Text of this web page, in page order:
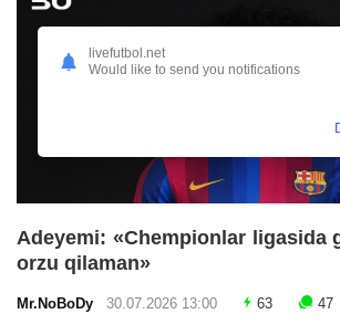
Adeyemi: «Chempionlar ligasida
orzu qilaman»
Mr.NoBoDy 30.07.2026 13:00 63 47
livefutbol.net
Would like to send you notifications